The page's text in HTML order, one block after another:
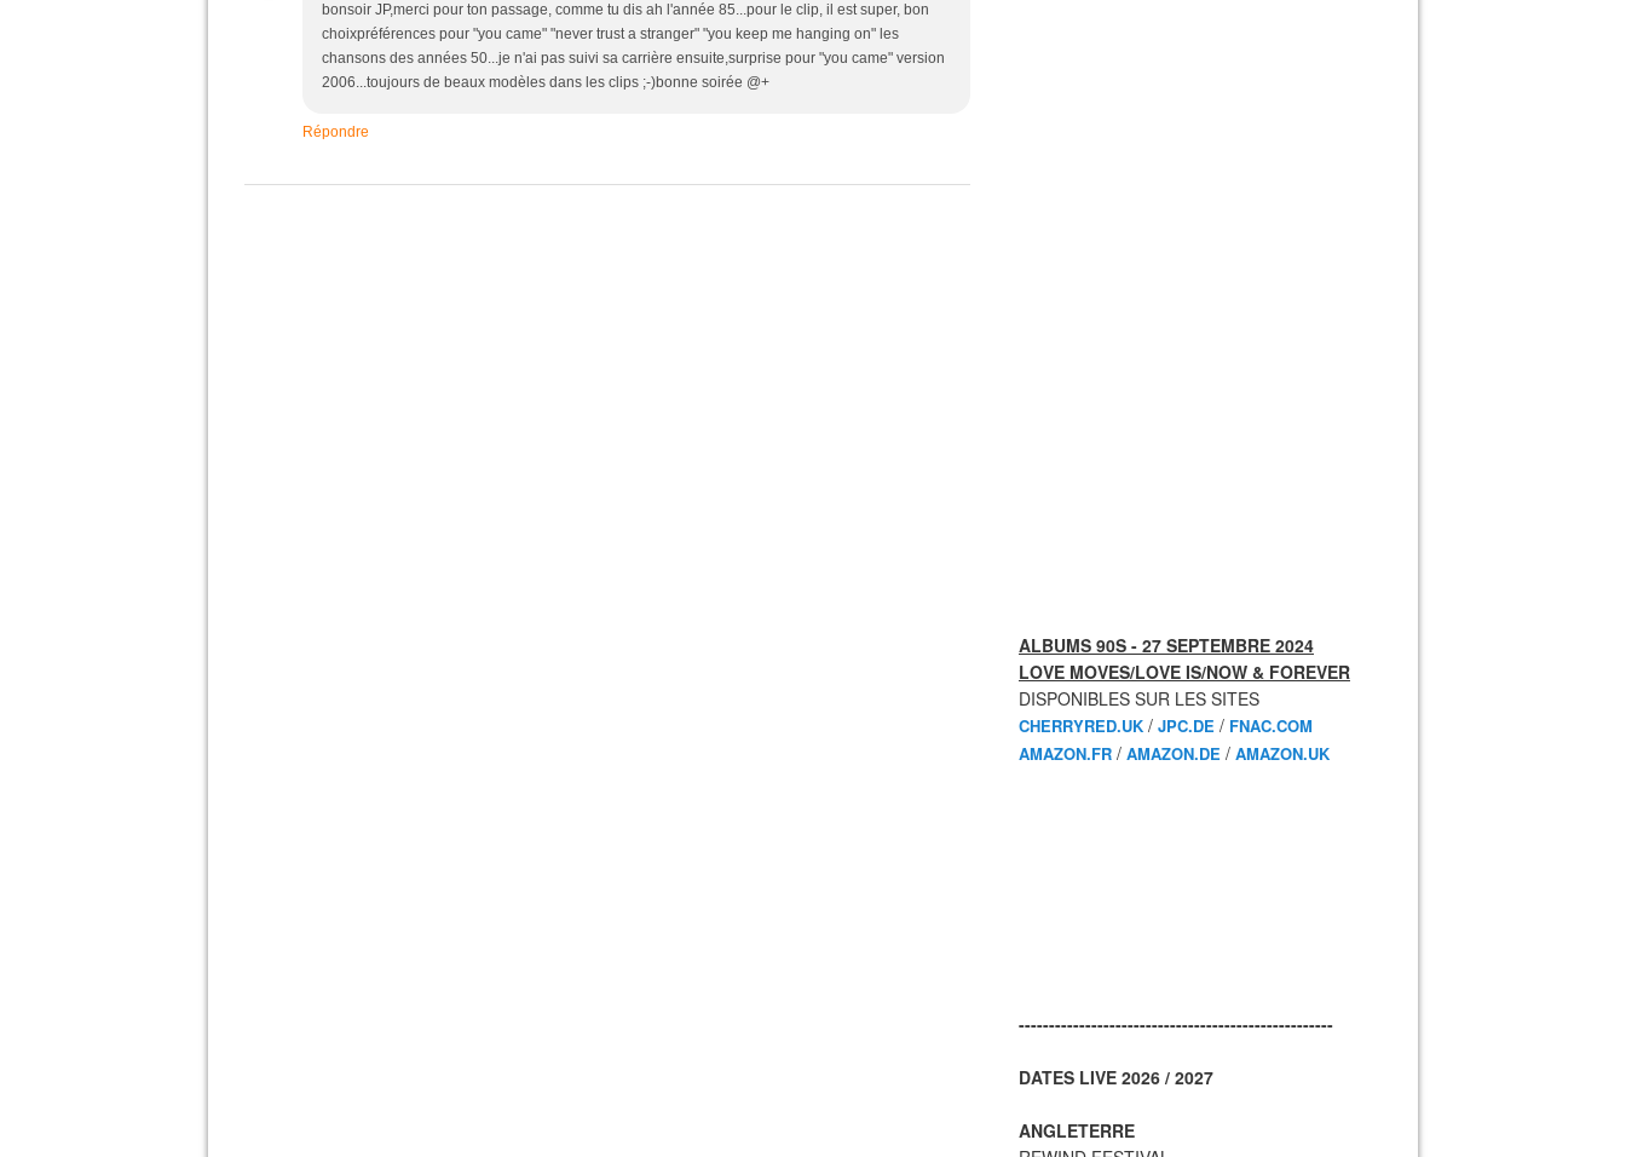
bonsoir JP,merci pour ton passage, comme tu dis ah l'année 85...pour le clip, il est super, bon
choixpréférences pour "you came" "never trust a stranger" "you keep me hanging on" les
chansons des années 50...je n'ai pas suivi sa carrière ensuite,surprise pour "you came" version
2006...toujours de beaux modèles dans les clips ;-)bonne soirée @+
Répondre
ALBUMS 90S - 27 SEPTEMBRE 2024
LOVE MOVES/LOVE IS/NOW & FOREVER
DISPONIBLES SUR LES SITES
CHERRYRED.UK / JPC.DE / FNAC.COM
AMAZON.FR / AMAZON.DE / AMAZON.UK
----------------------------------------------------
DATES LIVE 2026 / 2027
ANGLETERRE